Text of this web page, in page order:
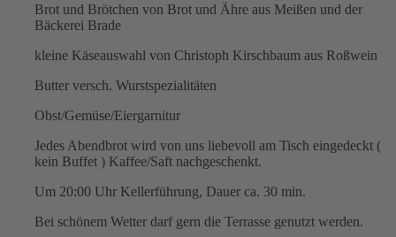
Brot und Brötchen von Brot und Ähre aus Meißen und der
Bäckerei Brade
kleine Käseauswahl von Christoph Kirschbaum aus Roßwein
Butter versch. Wurstspezialitäten
Obst/Gemüse/Eiergarnitur
Jedes Abendbrot wird von uns liebevoll am Tisch eingedeckt (
kein Buffet ) Kaffee/Saft nachgeschenkt.
Um 20:00 Uhr Kellerführung, Dauer ca. 30 min.
Bei schönem Wetter darf gern die Terrasse genutzt werden.